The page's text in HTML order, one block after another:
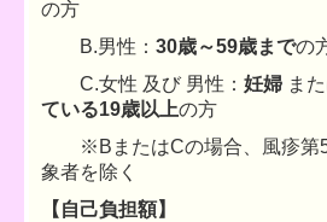
の方
B.男性：30歳～59歳までの
C.女性 及び 男性：妊婦 ま
ている19歳以上の方
※BまたはCの場合、風疹第5
象者を除く
【自己負担額】